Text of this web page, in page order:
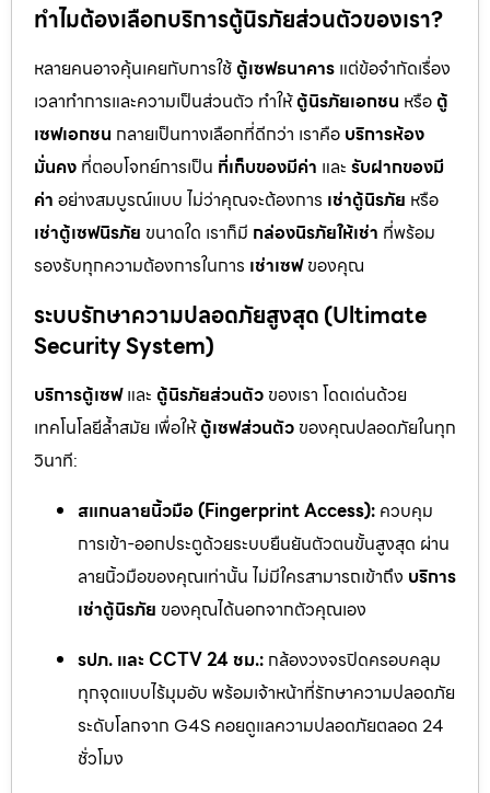
ทำไมต้องเลือกบริการตู้นิรภัยส่วนตัวของเรา?
หลายคนอาจคุ้นเคยกับการใช้ ตู้เซฟธนาคาร แต่ข้อจำกัดเรื่อง
เวลาทำการและความเป็นส่วนตัว ทำให้ตู้นิรภัยเอกชน หรือ ตู้
เซฟเอกชน กลายเป็นทางเลือกที่ดีกว่า เราคือ บริการห้อง
มั่นคง ที่ตอบโจทย์การเป็น ที่เก็บของมีค่า และ รับฝากของมี
ค่า อย่างสมบูรณ์แบบ ไม่ว่าคุณจะต้องการ เช่าตู้นิรภัย หรือ
เช่าตู้เซฟนิรภัย ขนาดใด เราก็มี กล่องนิรภัยให้เช่า ที่พร้อม
รองรับทุกความต้องการในการ เช่าเซฟของคุณ
ระบบรักษาความปลอดภัยสูงสุด (Ultimate
Security System)
บริการตู้เซฟและ ตู้นิรภัยส่วนตัว ของเรา โดดเด่นด้วย
เทคโนโลยีล้ำสมัย เพื่อให้ตู้เซฟส่วนตัว ของคุณปลอดภัยในทุก
วินาที:
สแกนลายนิ้วมือ (Fingerprint Access): ควบคุม
การเข้า-ออกประตูด้วยระบบยืนยันตัวตนขั้นสูงสุด ผ่าน
ลายนิ้วมือของคุณเท่านั้น ไม่มีใครสามารถเข้าถึง บริการ
เช่าตู้นิรภัย ของคุณได้นอกจากตัวคุณเอง
รปภ. และ CCTV 24 ชม.: กล้องวงจรปิดครอบคลุม
ทุกจุดแบบไร้มุมอับ พร้อมเจ้าหน้าที่รักษาความปลอดภัย
ระดับโลกจาก G4S คอยดูแลความปลอดภัยตลอด 24
ชั่วโมง